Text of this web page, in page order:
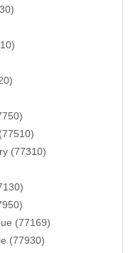
(77310)
(77169)
(77930)